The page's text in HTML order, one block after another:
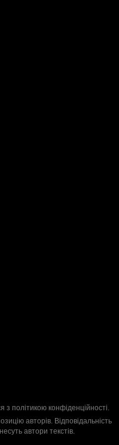
з політикою конфіденційності.
авторів. Відповідальність
автори текстів.